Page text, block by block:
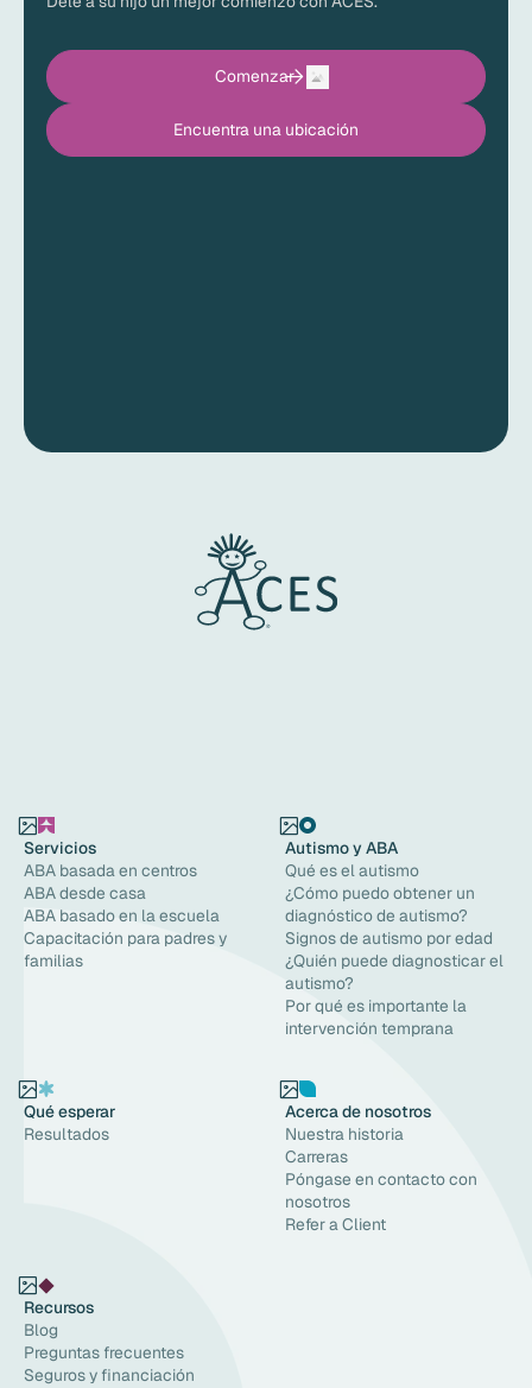
Comenzar
Encuentra una ubicación
Servicios
ABA basada en centros
ABA desde casa
ABA basado en la escuela
Capacitación para padres y
familias
Autismo y ABA
Qué es el autismo
¿Cómo puedo obtener un
diagnóstico de autismo?
Signos de autismo por edad
¿Quién puede diagnosticar el
autismo?
Por qué es importante la
intervención temprana
Qué esperar
Resultados
Recursos
Blog
Preguntas frecuentes
Seguros y financiación
Acerca de nosotros
Nuestra historia
Carreras
Póngase en contacto con
nosotros
Refer a Client